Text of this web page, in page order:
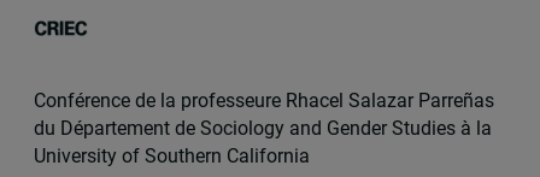
Conférence de la professeure Rhacel Salazar Parreñas
du Département de Sociology and Gender Studies à la
University of Southern California